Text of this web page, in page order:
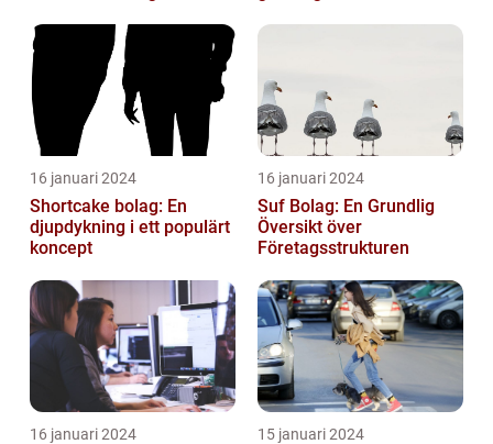
16 januari 2024
Shortcake bolag: En
djupdykning i ett populärt
koncept
16 januari 2024
Suf Bolag: En Grundlig
Översikt över
Företagsstrukturen
16 januari 2024 15 januari 2024